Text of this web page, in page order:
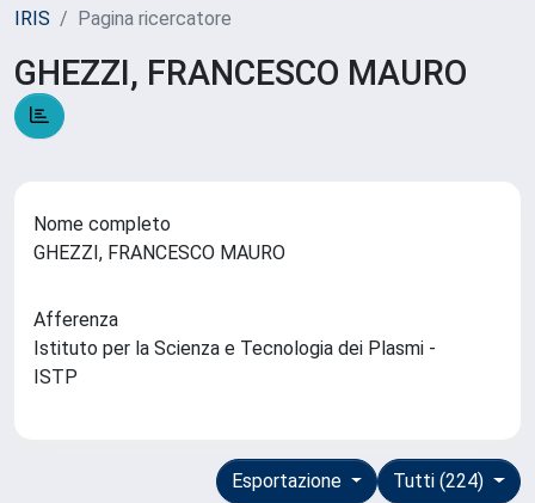
IRIS Pagina ricercatore
GHEZZI, FRANCESCO MAURO
Nome completo
GHEZZI, FRANCESCO MAURO
Afferenza
Istituto per la Scienza e Tecnologia dei Plasmi -
ISTP
Tutti (224)
Esportazione